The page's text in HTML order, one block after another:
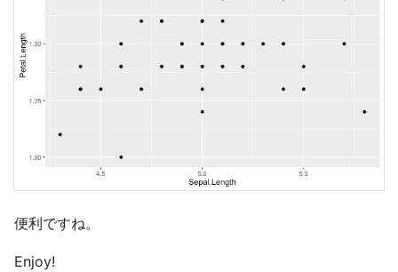
便利ですね。
Enjoy!